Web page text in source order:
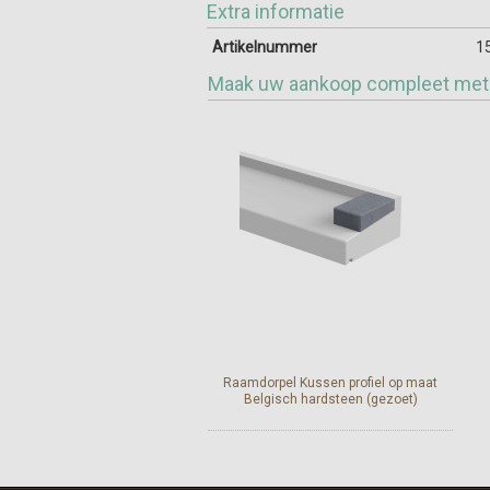
Extra informatie
Artikelnummer
Maak uw aankoop compleet met
Raamdorpel Kussen profiel op maat
Belgisch hardsteen (gezoet)